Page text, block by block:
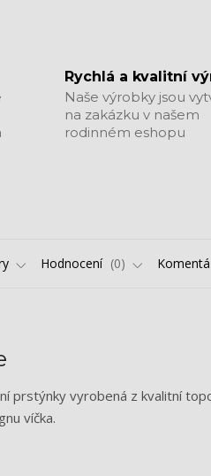
Rychlá a kvalitní
Naše výrobky jsou
na zakázku v našem
rodinném eshopu
Hodnocení 0
prstýnky vyrobená z kvalitní
víčka.